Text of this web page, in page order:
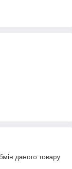
даного товару